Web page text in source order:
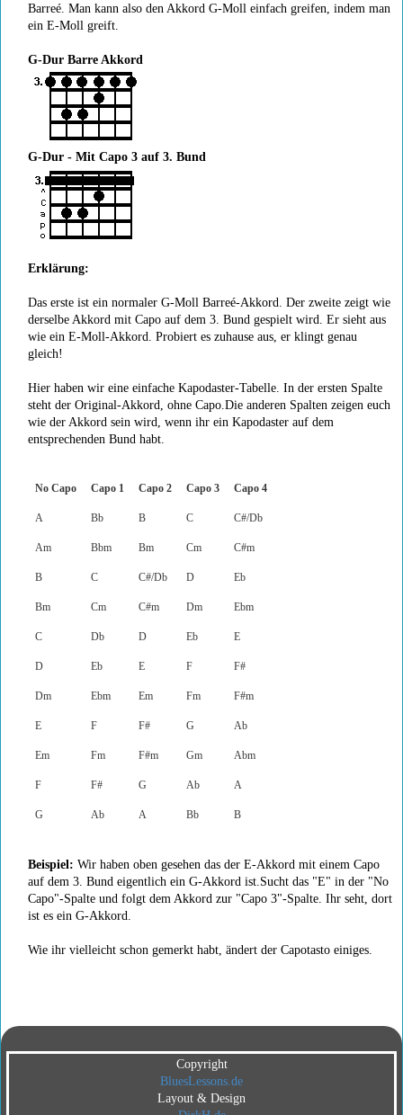
Barreé. Man kann also den Akkord G-Moll einfach greifen, indem man
ein E-Moll greift.
G-Dur Barre Akkord
G-Dur - Mit Capo 3 auf 3. Bund
Erklärung:
Das erste ist ein normaler G-Moll Barreé-Akkord. Der zweite zeigt wie
derselbe Akkord mit Capo auf dem 3. Bund gespielt wird. Er sieht aus
wie ein E-Moll-Akkord. Probiert es zuhause aus, er klingt genau
gleich!
Hier haben wir eine einfache Kapodaster-Tabelle. In der ersten Spalte
steht der Original-Akkord, ohne Capo.Die anderen Spalten zeigen euch
wie der Akkord sein wird, wenn ihr ein Kapodaster auf dem
entsprechenden Bund habt.
No Capo Capo 1 Capo 2 Capo 3 Capo 4
A Bb B C C#/Db
Am Bbm Bm Cm C#m
B C C#/Db D Eb
Bm Cm C#m Dm Ebm
C Db D Eb E
D Eb E F F#
Dm Ebm Em Fm F#m
E F F# G Ab
Em Fm F#m Gm Abm
F F# G Ab A
G Ab A Bb B
Beispiel: Wir haben oben gesehen das der E-Akkord mit einem Capo
auf dem 3. Bund eigentlich ein G-Akkord ist.Sucht das "E" in der "No
Capo"-Spalte und folgt dem Akkord zur "Capo 3"-Spalte. Ihr seht, dort
ist es ein G-Akkord.
Wie ihr vielleicht schon gemerkt habt, ändert der Capotasto einiges.
Copyright
BluesLessons.de
Layout & Design